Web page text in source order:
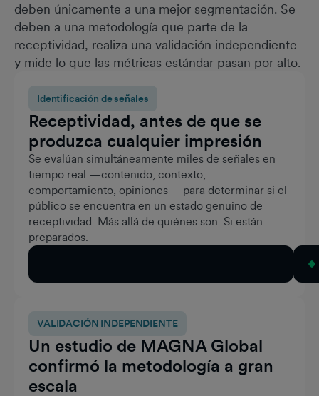
deben únicamente a una mejor segmentación. Se
deben a una metodología que parte de la
receptividad, realiza una validación independiente
y mide lo que las métricas estándar pasan por alto.
Identificación de señales
Receptividad, antes de que se
produzca cualquier impresión
Se evalúan simultáneamente miles de señales en
tiempo real —contenido, contexto,
comportamiento, opiniones— para determinar si el
público se encuentra en un estado genuino de
receptividad. Más allá de quiénes son. Si están
preparados.
VALIDACIÓN INDEPENDIENTE
Un estudio de MAGNA Global
confirmó la metodología a gran
escala